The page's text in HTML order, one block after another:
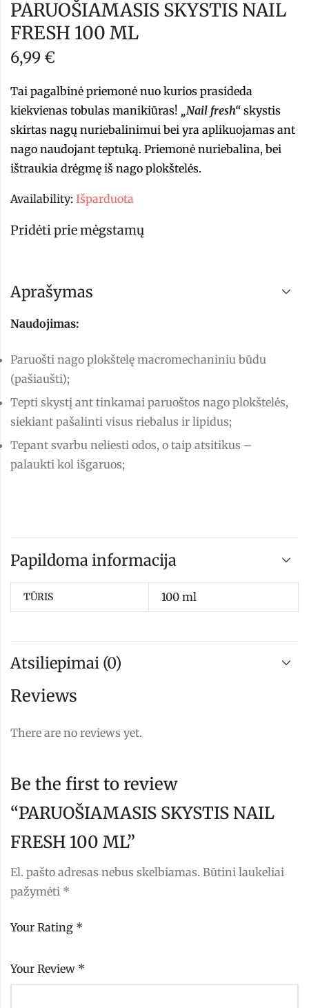
PARUOŠIAMASIS SKYSTIS NAIL
FRESH 100 ML
6,99 €
Tai pagalbinė priemonė nuo kurios prasideda
kiekvienas tobulas manikiūras! „Nail fresh“ skystis
skirtas nagų nuriebalinimui bei yra aplikuojamas ant
nago naudojant teptuką. Priemonė nuriebalina, bei
ištraukia drėgmę iš nago plokštelės.
Availability: Išparduota
Pridėti prie mėgstamų
Aprašymas
Naudojimas:
Paruošti nago plokštelę macromechaniniu būdu
(pašiaušti);
Tepti skystį ant tinkamai paruoštos nago plokštelės,
siekiant pašalinti visus riebalus ir lipidus;
Tepant svarbu neliesti odos, o taip atsitikus –
palaukti kol išgaruos;
Papildoma informacija
TŪRIS 100 ml
Atsiliepimai (0)
Reviews
There are no reviews yet.
Be the first to review
“PARUOŠIAMASIS SKYSTIS NAIL
FRESH 100 ML”
El. pašto adresas nebus skelbiamas. Būtini laukeliai
pažymėti *
Your Rating *
Your Review *